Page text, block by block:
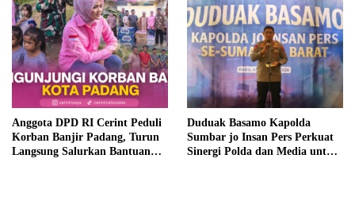
Anggota DPD RI Cerint Peduli
Korban Banjir Padang, Turun
Langsung Salurkan Bantuan
Duduak Basamo Kapolda
Sumbar jo Insan Pers Perkuat
Sinergi Polda dan Media untuk